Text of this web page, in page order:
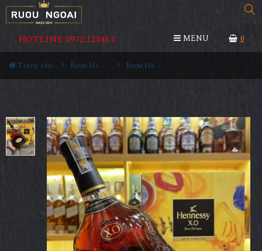
0
HOTLINE 0972.12345.1 MENU
Trang chủ Rượu Hennessy Rượu Hennessy XO - Tết 2022